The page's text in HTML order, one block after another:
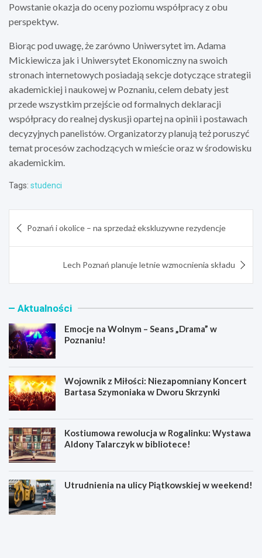
Powstanie okazja do oceny poziomu współpracy z obu
perspektyw.
Biorąc pod uwagę, że zarówno Uniwersytet im. Adama
Mickiewicza jak i Uniwersytet Ekonomiczny na swoich
stronach internetowych posiadają sekcje dotyczące strategii
akademickiej i naukowej w Poznaniu, celem debaty jest
przede wszystkim przejście od formalnych deklaracji
współpracy do realnej dyskusji opartej na opinii i postawach
decyzyjnych panelistów. Organizatorzy planują też poruszyć
temat procesów zachodzących w mieście oraz w środowisku
akademickim.
Tags: studenci
wpisu
Poznań i okolice – na sprzedaż ekskluzywne rezydencje
Lech Poznań planuje letnie wzmocnienia składu
Aktualności
Emocje na Wolnym – Seans „Drama” w
Poznaniu!
Wojownik z Miłości: Niezapomniany Koncert
Bartasa Szymoniaka w Dworu Skrzynki
Kostiumowa rewolucja w Rogalinku: Wystawa
Aldony Talarczyk w bibliotece!
Utrudnienia na ulicy Piątkowskiej w weekend!
E
W